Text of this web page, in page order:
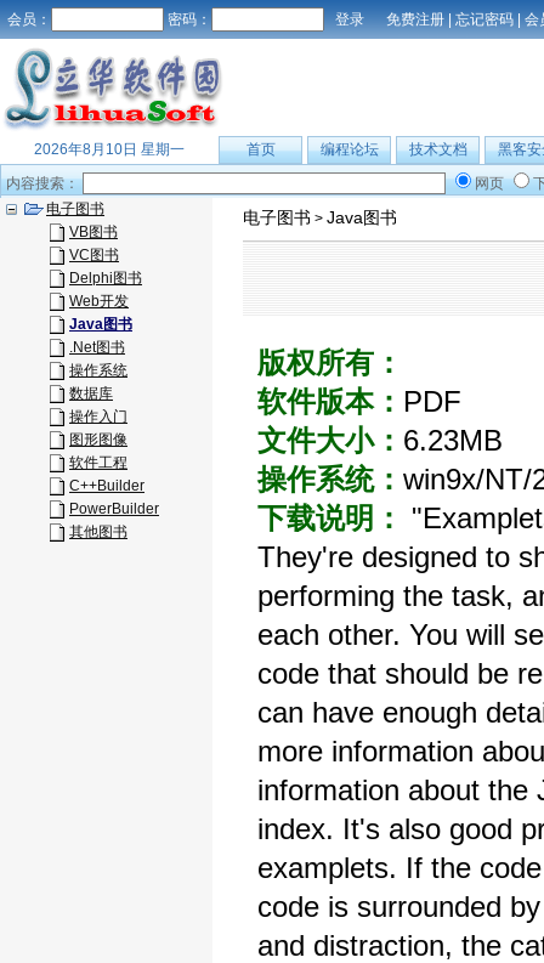
会员： 密码： 免费注册 | 忘记密码 | 会
2026年8月10日 星期一 首页 编程论坛 技术文档
黑客安
内容搜索：
网页
电子图书
VB图书
VC图书
Delphi图书
Web开发
Java图书
.Net图书
操作系统
数据库
操作入门
图形图像
软件工程
C++Builder
PowerBuilder
其他图书
电子图书 > Java图书
版权所有：
软件版本： PDF
文件大小： 6.23MB
操作系统： win9x/NT/
下载说明：
They're designed to
performing the task,
each other. You will
code that should be
can have enough
more information
information about the
index. It's also good
examplets. If the
code is surrounded
and distraction, the